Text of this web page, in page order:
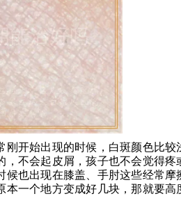
开始出现的时候，白斑颜色比较
不会起皮屑，孩子也不会觉得疼
也出现在膝盖、手肘这些经常摩
一个地方变成好几块，那就要高